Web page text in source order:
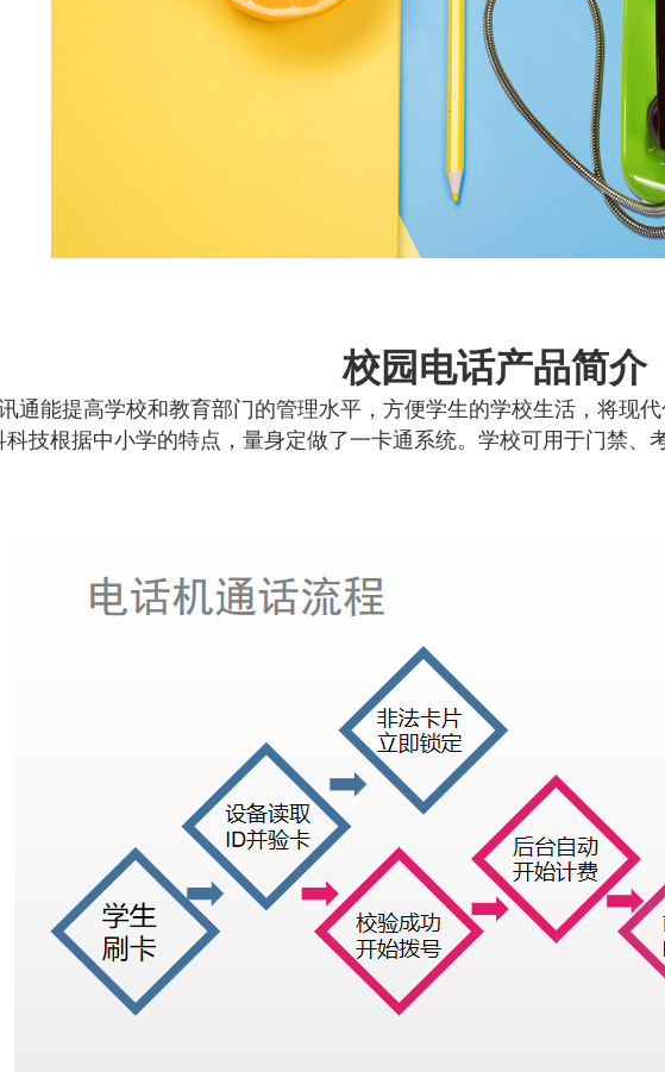
校园电话产品简介
通能提高学校和教育部门的管理水平，方便学生的学校生活，将现
科技根据中小学的特点，量身定做了一卡通系统。学校可用于门禁、